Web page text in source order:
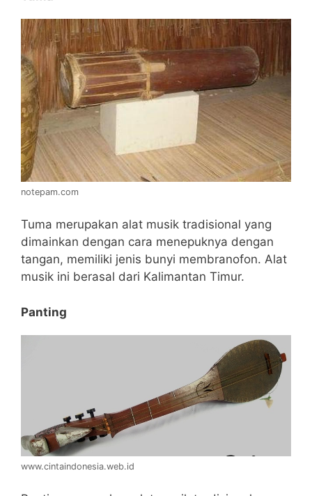
notepam.com
Tuma merupakan alat musik tradisional yang
dimainkan dengan cara menepuknya dengan
tangan, memiliki jenis bunyi membranofon. Alat
musik ini berasal dari Kalimantan Timur.
Panting
www.cintaindonesia.web.id